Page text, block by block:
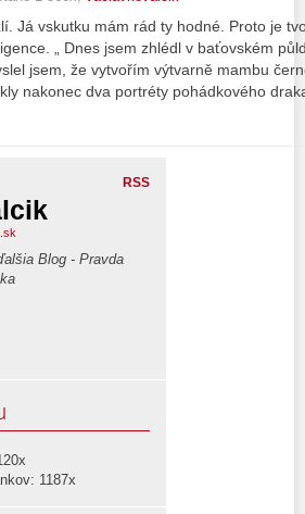
Já vskutku mám rád ty hodné. Proto je
„ Dnes jsem zhlédl v baťovském
jsem, že vytvořím výtvarně mambu
nakonec dva portréty pohádkového
RSS
Blog - Pravda
1187x